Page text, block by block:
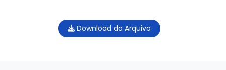
Download do Arquivo